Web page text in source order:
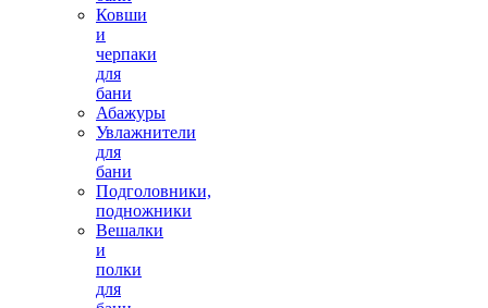
Ковши
и
черпаки
для
бани
Абажуры
Увлажнители
для
бани
Подголовники,
подножники
Вешалки
и
полки
для